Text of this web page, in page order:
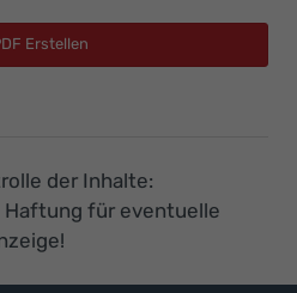
Erstellen
der Inhalte:
für eventuelle